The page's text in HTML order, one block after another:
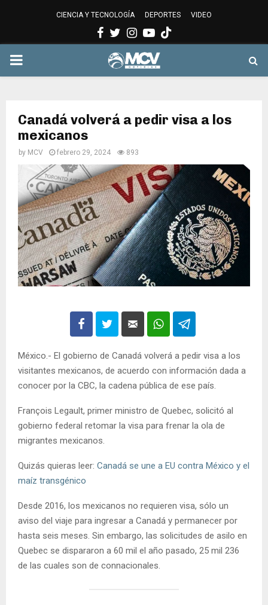
CIENCIA Y TECNOLOGÍA DEPORTES VIDEO
Facebook
Twitter
Instagram
Youtube
PRIMARY
Canadá volverá a pedir visa a los
mexicanos
by MCV febrero 29, 2024 893
México.- El gobierno de Canadá volverá a pedir visa a los
visitantes mexicanos, de acuerdo con información dada a
conocer por la CBC, la cadena pública de ese país.
François Legault, primer ministro de Quebec, solicitó al
gobierno federal retomar la visa para frenar la ola de
migrantes mexicanos.
Quizás quieras leer: Canadá se une a EU contra México y el
maíz transgénico
Desde 2016, los mexicanos no requieren visa, sólo un
aviso del viaje para ingresar a Canadá y permanecer por
hasta seis meses. Sin embargo, las solicitudes de asilo en
Quebec se dispararon a 60 mil el año pasado, 25 mil 236
de las cuales son de connacionales.